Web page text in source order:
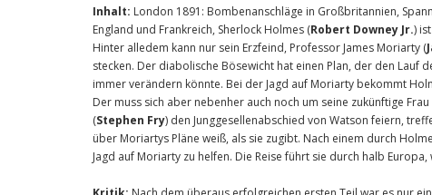
Inhalt: London 1891: Bombenanschläge in Großbritannien,
England und Frankreich, Sherlock Holmes (Robert Downey Jr.)
Hinter alledem kann nur sein Erzfeind, Professor James Moriarty (
stecken. Der diabolische Bösewicht hat einen Plan, der den Lauf
immer verändern könnte. Bei der Jagd auf Moriarty bekommt
Der muss sich aber nebenher auch noch um seine zukünftige
(Stephen Fry) den Junggesellenabschied von Watson feiern,
über Moriartys Pläne weiß, als sie zugibt. Nach einem durch
Jagd auf Moriarty zu helfen. Die Reise führt sie durch halb